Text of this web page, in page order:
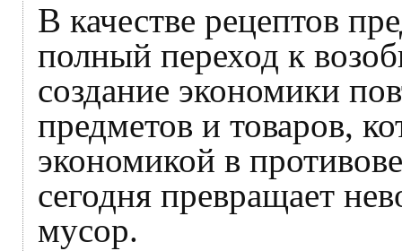
В качестве рецептов
полный переход к
создание экономики
предметов и товаров,
экономикой в
сегодня превращает
мусор.